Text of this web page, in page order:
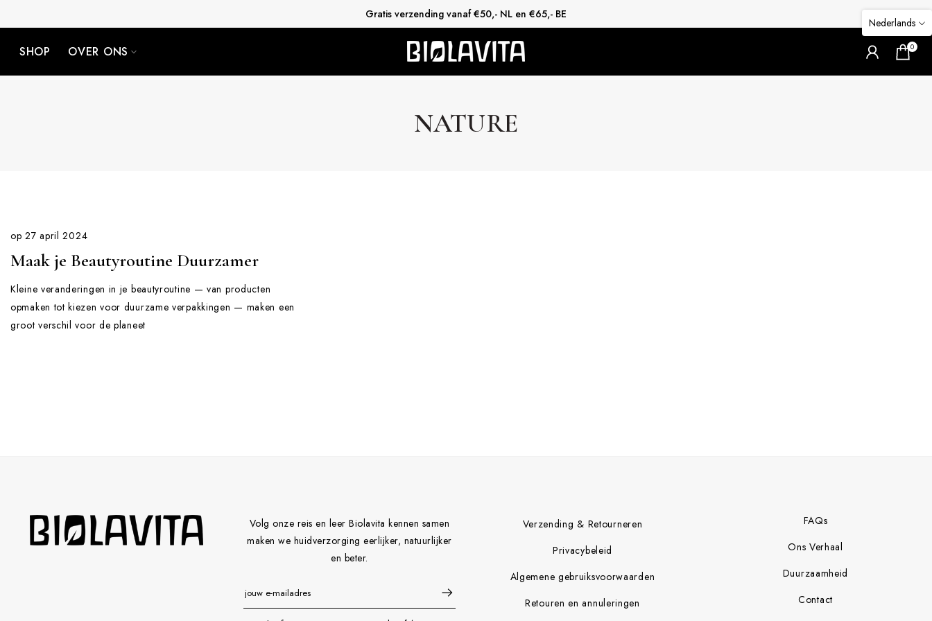
artikel
Gratis verzending vanaf €50,- NL en €65,- BE
SHOP OVER ONS 0
NATURE
op27 april 2024
Maak je Beautyroutine Duurzamer
Kleine veranderingen in je beautyroutine — van producten
opmaken tot kiezen voor duurzame verpakkingen — maken een
groot verschil voor de planeet
Volg onze reis en leer Biolavita kennen samen
maken we huidverzorging eerlijker, natuurlijker
en beter.
Verzending & Retourneren
Privacybeleid
Algemene gebruiksvoorwaarden
Retouren en annuleringen
FAQs
Ons Verhaal
Duurzaamheid
Contact
Nederlands